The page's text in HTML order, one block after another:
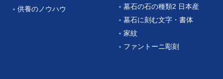
供養のノウハウ
墓石の石の種類2 日本産
墓石に刻む文字・書体
家紋
ファントーニ彫刻